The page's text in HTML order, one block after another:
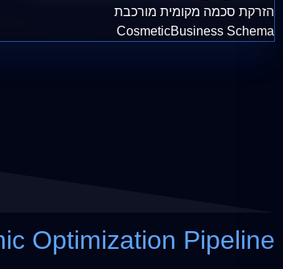
הזרקת סכמה מקומית מורכבת
CosmeticBusiness Schema
Optimization Pipeline